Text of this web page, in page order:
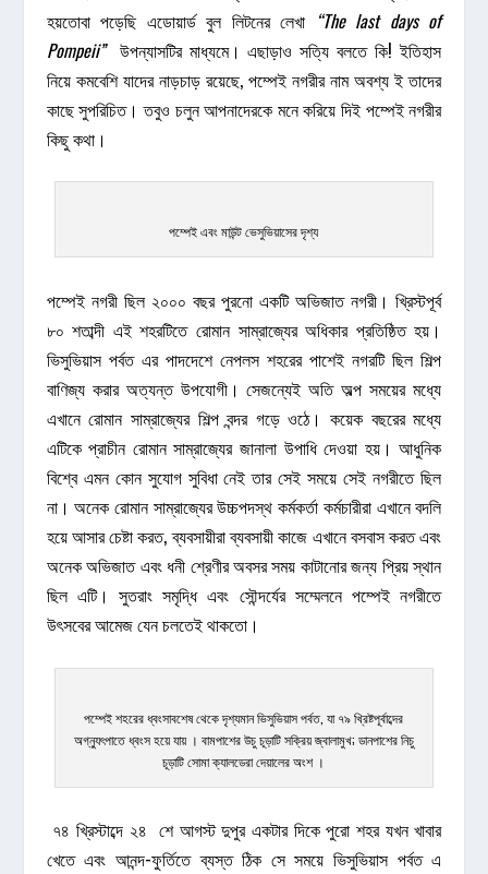
হয়তোবা পড়েছি এডোয়ার্ড বুল লিটনের লেখা “The last days of
Pompeii” উপন্যাসটির মাধ্যমে। এছাড়াও সত্যি বলতে কি! ইতিহাস
নিয়ে কমবেশি যাদের নাড়চাড় রয়েছে, পম্পেই নগরীর নাম অবশ্য ই তাদের
কাছে সুপরিচিত। তবুও চলুন আপনাদেরকে মনে করিয়ে দিই পম্পেই নগরীর
কিছু কথা।
পম্পেই এবং মাউন্ট ভেসুভিয়াসের দৃশ্য
পম্পেই নগরী ছিল ২০০০ বছর পুরনো একটি অভিজাত নগরী। খ্রিস্টপূর্ব
৮০ শতাব্দী এই শহরটিতে রোমান সাম্রাজ্যের অধিকার প্রতিষ্ঠিত হয়।
ভিসুভিয়াস পর্বত এর পাদদেশে নেপলস শহরের পাশেই নগরটি ছিল শিল্প
বাণিজ্য করার অত্যন্ত উপযোগী। সেজন্যেই অতি অল্প সময়ের মধ্যে
এখানে রোমান সাম্রাজ্যের শিল্প বন্দর গড়ে ওঠে। কয়েক বছরের মধ্যে
এটিকে প্রাচীন রোমান সাম্রাজ্যের জানালা উপাধি দেওয়া হয়। আধুনিক
বিশ্বে এমন কোন সুযোগ সুবিধা নেই তার সেই সময়ে সেই নগরীতে ছিল
না। অনেক রোমান সাম্রাজ্যের উচ্চপদস্থ কর্মকর্তা কর্মচারীরা এখানে বদলি
হয়ে আসার চেষ্টা করত, ব্যবসায়ীরা ব্যবসায়ী কাজে এখানে বসবাস করত এবং
অনেক অভিজাত এবং ধনী শ্রেণীর অবসর সময় কাটানোর জন্য প্রিয় স্থান
ছিল এটি। সুতরাং সমৃদ্ধি এবং সৌন্দর্যের সম্মেলনে পম্পেই নগরীতে
উৎসবের আমেজ যেন চলতেই থাকতো।
পম্পেই শহরের ধ্বংসাবশেষ থেকে দৃশ্যমান ভিসুভিয়াস পর্বত, যা ৭৯ খ্রিষ্টপূর্বাব্দের
অগ্ন্যুৎপাতে ধ্বংস হয়ে যায় । বামপাশের উচু চূড়াটি সক্রিয় জ্বালামুখ; ডানপাশের নিচু
চূড়াটি সোমা ক্যালডেরা দেয়ালের অংশ ।
৭৪ খ্রিস্টাব্দে ২৪ শে আগস্ট দুপুর একটার দিকে পুরো শহর যখন খাবার
খেতে এবং আনন্দ-ফুর্তিতে ব্যস্ত ঠিক সে সময়ে ভিসুভিয়াস পর্বত এ